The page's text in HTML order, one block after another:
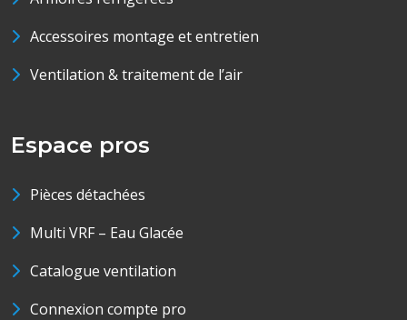
Accessoires montage et entretien
Ventilation & traitement de l’air
Espace pros
Pièces détachées
Multi VRF – Eau Glacée
Catalogue ventilation
Connexion compte pro